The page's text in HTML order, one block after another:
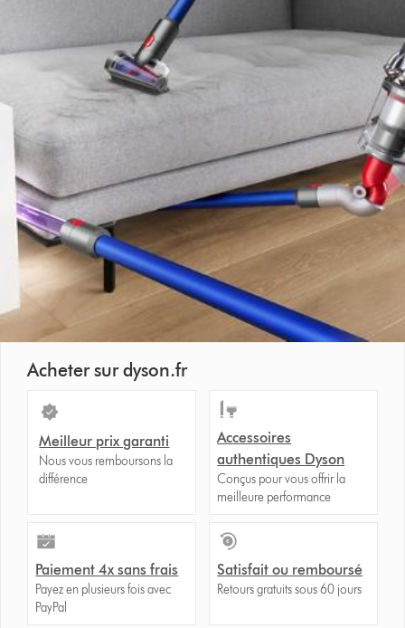
Acheter sur dyson.fr
Meilleur prix garanti
Nous vous remboursons la
différence
Accessoires
authentiques Dyson
Conçus pour vous offrir la
meilleure performance
Paiement 4x sans frais
Payez en plusieurs fois avec
PayPal
Satisfait ou remboursé
Retours gratuits sous 60 jours